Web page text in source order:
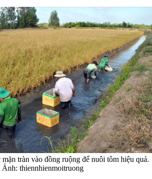
tràn vào đồng ruộng để nuôi tôm hiệu quả.
Ảnh: thiennhienmoitruong